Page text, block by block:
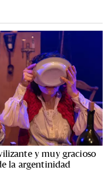
y muy gracioso
la argentinidad